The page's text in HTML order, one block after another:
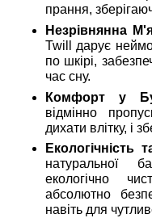
прання,
Незрівнянна
Twill дарує
по шкірі,
час сну.
Комфорт у
відмінно
дихати влітку, і
Екологічність
натуральної
екологічно
абсолютно
навіть для